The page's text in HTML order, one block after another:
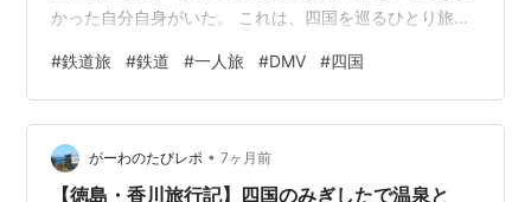
かった自分自身がいた。 これは、四国を巡るひとり旅の
「速さ」と「遅さ」の物語だ。 第一章 京都での新生活
と、再び騒ぎ出す「鉄道の虫」 第二章 時刻表の中で旅が
始まる：未成線とDMVへの憧れ 第三章 京都から高知へ11
時間：普通列車が見せる「遅い旅」 第四章 高知の夜・一
人旅の「ちょうどよさ」 第五章 太平洋と未成線：奈半利
#鉄道旅 #鉄道 #一人旅 #DMV #四国
がーわのたびレポ • 7ヶ月前
【徳島・香川旅行記】四国のみぎしたで温泉と